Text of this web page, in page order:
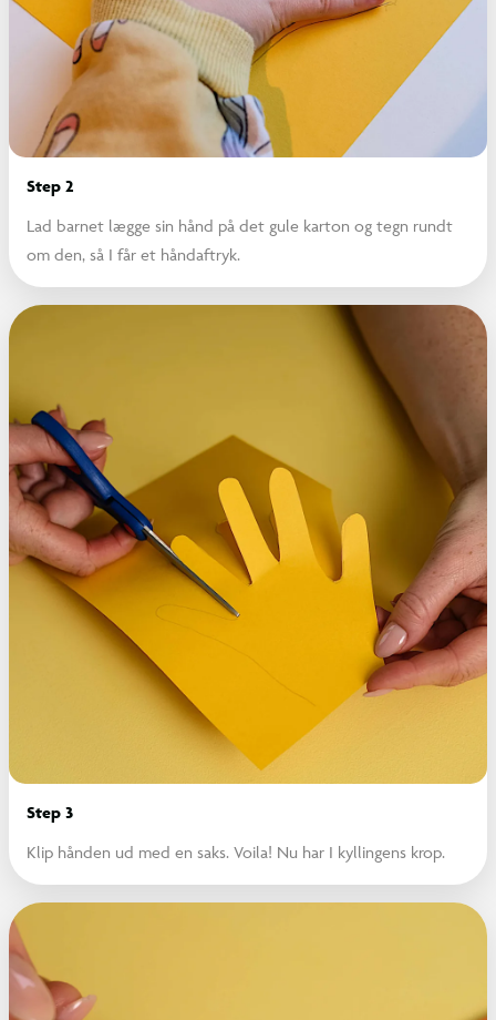
Step 2
Lad barnet lægge sin hånd på det gule karton og tegn rundt
om den, så I får et håndaftryk.
Step 3
Klip hånden ud med en saks. Voila! Nu har I kyllingens krop.